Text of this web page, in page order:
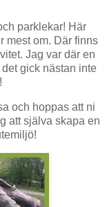
parklekar! Här
mest om. Där finns
Jag var där en
gick nästan inte
och hoppas att ni
att själva skapa en